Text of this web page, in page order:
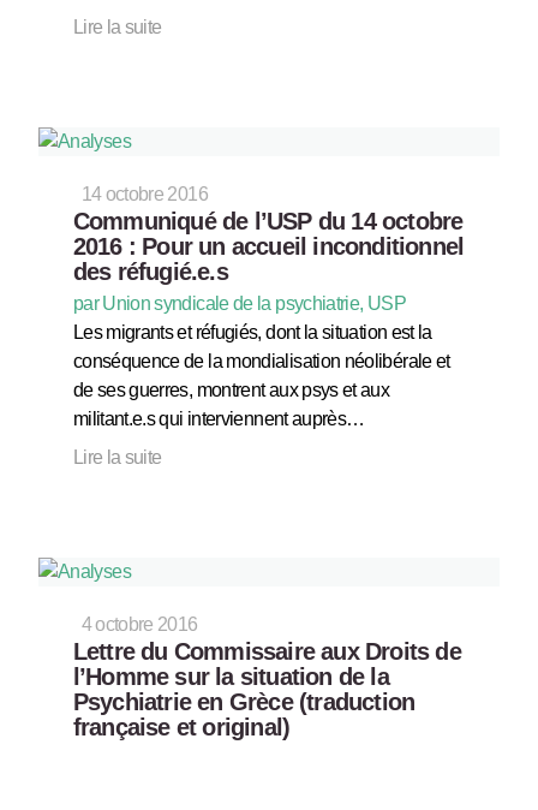
Lire la suite
14 octobre 2016
Communiqué de l’USP du 14 octobre
2016 : Pour un accueil inconditionnel
des réfugié.e.s
par Union syndicale de la psychiatrie, USP
Les migrants et réfugiés, dont la situation est la
conséquence de la mondialisation néolibérale et
de ses guerres, montrent aux psys et aux
militant.e.s qui interviennent auprès…
Lire la suite
4 octobre 2016
Lettre du Commissaire aux Droits de
l’Homme sur la situation de la
Psychiatrie en Grèce (traduction
française et original)